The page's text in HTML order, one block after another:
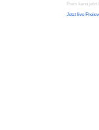
Preis kann jetzt
Jetzt live